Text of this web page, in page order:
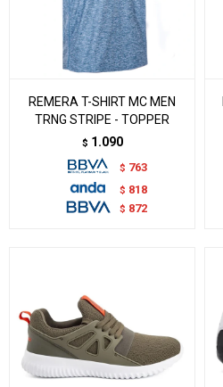
REMERA T-SHIRT MC MEN
TRNG STRIPE - TOPPER
$ 1.090
$ 763
$ 818
$ 872